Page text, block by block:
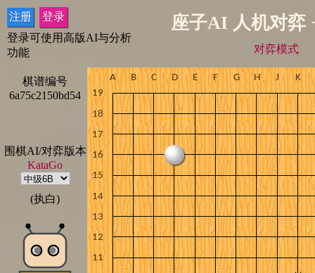
注册
登录
登录可使用高版AI与分析
功能
座子AI 人机对弈
对弈模式
棋谱编号
6a75c2150bd54
围棋AI/对弈版本
KataGo
(执白)